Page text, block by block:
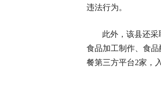
违法行为。
此外，该县还采
食品加工制作、食
餐第三方平台2家，